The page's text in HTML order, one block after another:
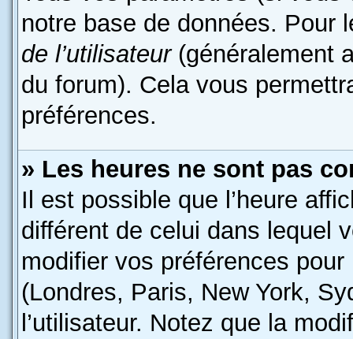
notre base de données.
de l’utilisateur(généralement
du forum). Cela vous
préférences.
» Les heures ne sont pas
Il est possible que l’heure
différent de celui dans lequel
modifier vos préférences
(Londres, Paris, New York,
l’utilisateur. Notez que la